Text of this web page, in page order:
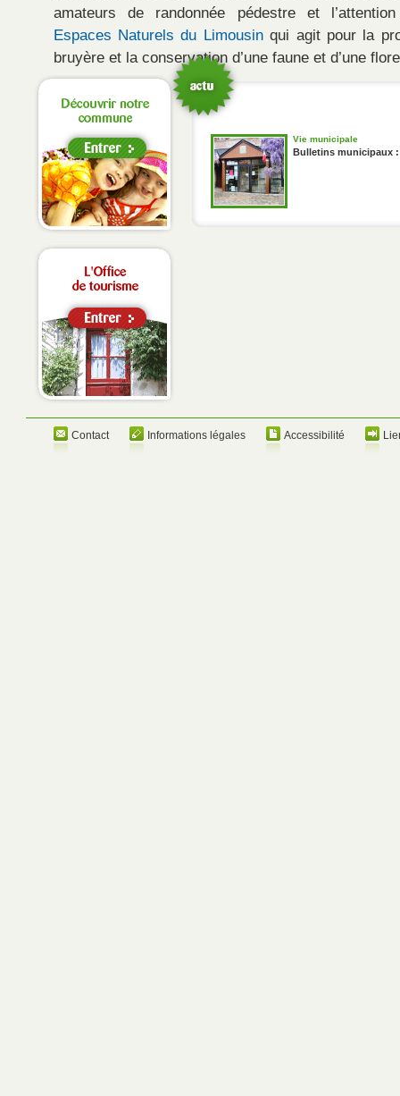
amateurs de randonnée pédestre et
Espaces Naturels du Limousinqui agit pour la
bruyère et la conservation d’une faune et d’une
Vie municipale
Bulletins municipaux :
Contact Informations légales Accessibilité